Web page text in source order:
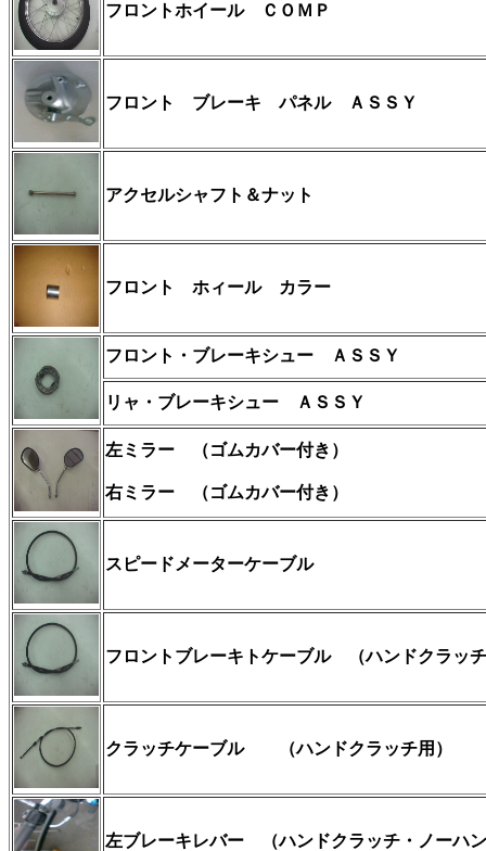
フロントホイール ＣＯＭＰ
フロント ブレーキ パネル ＡＳＳＹ
アクセルシャフト ＆ナット
フロント ホィール カラー
フロント・ブレーキシュー ＡＳＳＹ
リャ・ブレーキシュー ＡＳＳＹ
左ミラー （ゴムカバー付き）
右ミラー （ゴムカバー付き）
スピードメーターケーブル
フロントブレーキトケーブル（ハンドクラッチ
クラッチケーブル（ハンドクラッチ用）
左ブレーキレバー （ハンドクラッチ・ノーハ